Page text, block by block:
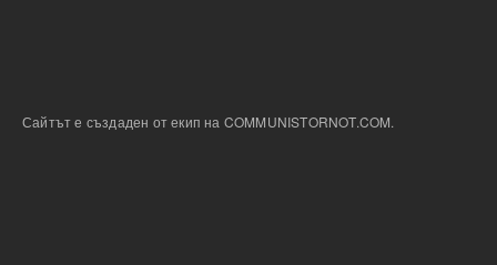
Сайтът е създаден от екип на COMMUNISTORNOT.COM.